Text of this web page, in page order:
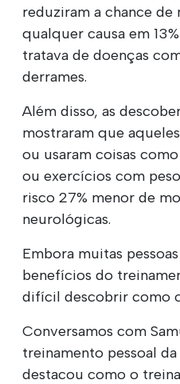
reduziram a chance
qualquer causa em
tratava de doenças
derrames.
Além disso, as
mostraram que
ou usaram coisas
ou exercícios com
risco 27% menor de
neurológicas.
Embora muitas
benefícios do
difícil descobrir como
Conversamos com
treinamento pessoal
destacou como o